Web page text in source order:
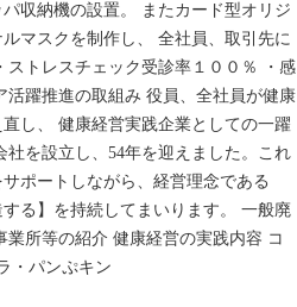
収納機の設置。 またカード型オリジ
マスクを制作し、 全社員、取引先に
ストレスチェック受診率１００％ ・感
活躍推進の取組み 役員、全社員が健康
し、 健康経営実践企業としての一躍
社を設立し、54年を迎えました。これ
ポートしながら、経営理念である
する】を持続してまいります。 一般廃
所等の紹介 健康経営の実践内容 コ
・パンぷキン